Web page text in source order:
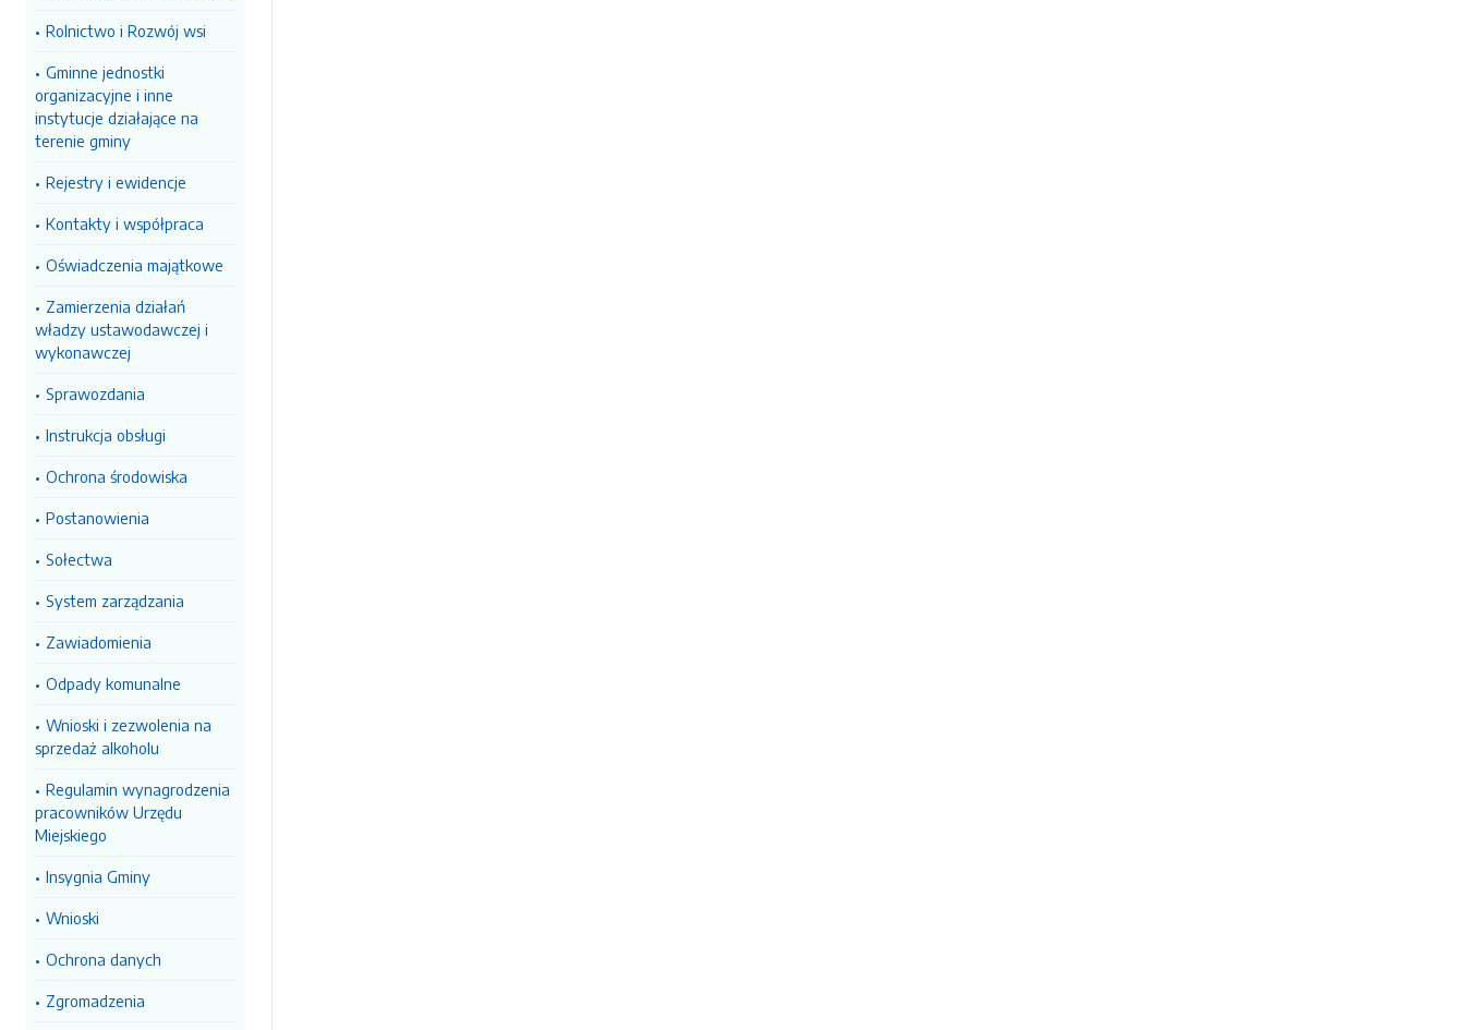
Rolnictwo i Rozwój wsi
Gminne jednostki
organizacyjne i inne
instytucje działające na
terenie gminy
Rejestry i ewidencje
Kontakty i współpraca
Oświadczenia majątkowe
Zamierzenia działań
władzy ustawodawczej i
wykonawczej
Sprawozdania
Instrukcja obsługi
Ochrona środowiska
Postanowienia
Sołectwa
System zarządzania
Zawiadomienia
Odpady komunalne
Wnioski i zezwolenia na
sprzedaż alkoholu
Regulamin wynagrodzenia
pracowników Urzędu
Miejskiego
Insygnia Gminy
Wnioski
Ochrona danych
Zgromadzenia